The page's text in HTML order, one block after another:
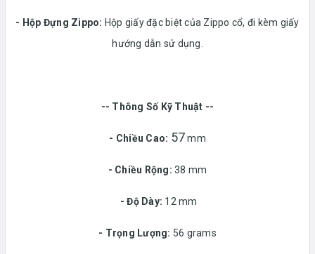
- Hộp Đựng Zippo: Hộp giấy đặc biệt của Zippo cổ, đi kèm giấy
hướng dẫn sử dụng.
-- Thông Số Kỹ Thuật --
- Chiều Cao: 57mm
- Chiều Rộng:38 mm
-Độ Dày: 12 mm
- Trọng Lượng: 56 grams